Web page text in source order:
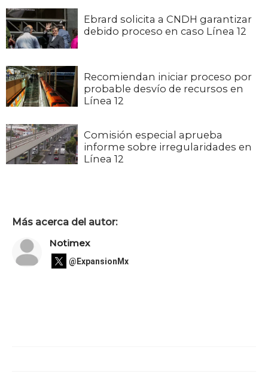
Ebrard solicita a CNDH garantizar
debido proceso en caso Línea 12
Recomiendan iniciar proceso por
probable desvío de recursos en
Línea 12
Comisión especial aprueba
informe sobre irregularidades en
Línea 12
Más acerca del autor:
Notimex
@ExpansionMx